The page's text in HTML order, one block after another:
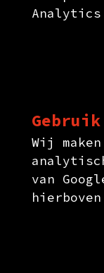
Wij
van
hierboven